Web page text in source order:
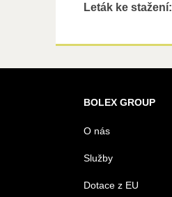
Leták ke stažení:
BOLEX GROUP
O nás
Služby
Dotace z EU